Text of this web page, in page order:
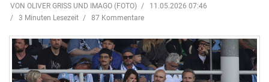
VON OLIVER GRISS UND IMAGO (FOTO)
11.05.2026 07:46
3 Minuten Lesezeit
87 Kommentare